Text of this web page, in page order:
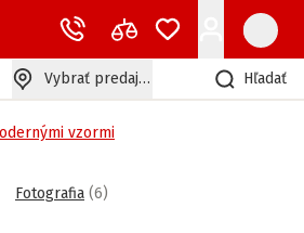
Vybrať predajňu Hľadať
vzormi
Fotografia (6)